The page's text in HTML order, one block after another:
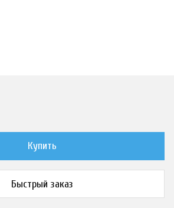
Купить
Быстрый заказ